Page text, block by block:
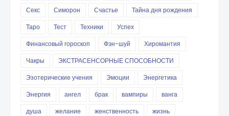
Секс
Симорон Счастье
Тайна дня рождения
Таро
Тест Техники
Успех
Финансовый гороскоп
Фэн-шуй
Хиромантия
Чакры
ЭКСТРАСЕНСОРНЫЕ СПОСОБНОСТИ
Эзотерические учения
Эмоции
Энергетика
Энергия
ангел брак вампиры
ванга
душа
желание женственность
жизнь